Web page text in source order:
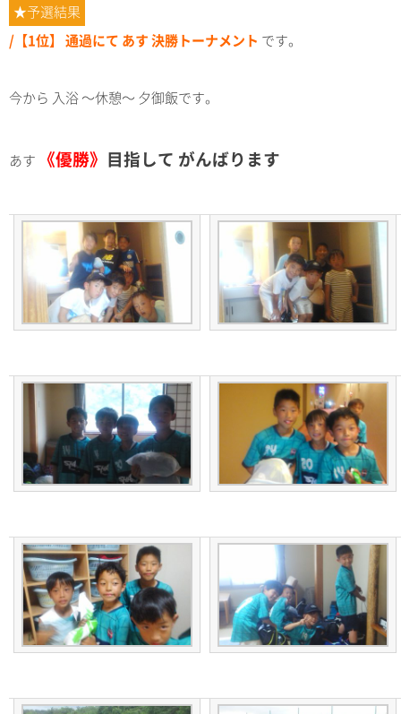
★予選結果
/【1位】 通過にて あす 決勝トーナメント です。
今から 入浴 ～休憩～ 夕御飯です。
あす 《優勝》 目指して がんばります